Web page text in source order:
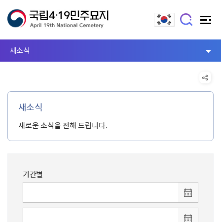
새소식
새소식
새로운 소식을 전해 드립니다.
기간별